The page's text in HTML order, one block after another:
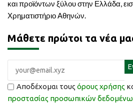
και προϊόντων ξύλου στην Ελλάδα,
Χρηματιστήριο Αθηνών.
Μάθετε πρώτοι τα νέα
Αποδέχομαι τους όρους χρήσης
προστασίας προσωπικών